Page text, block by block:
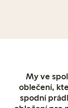
My ve
oblečení,
spodní